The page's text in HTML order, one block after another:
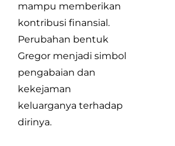
mampu memberikan
kontribusi finansial.
Perubahan bentuk
Gregor menjadi simbol
pengabaian dan
kekejaman
keluarganya terhadap
dirinya.